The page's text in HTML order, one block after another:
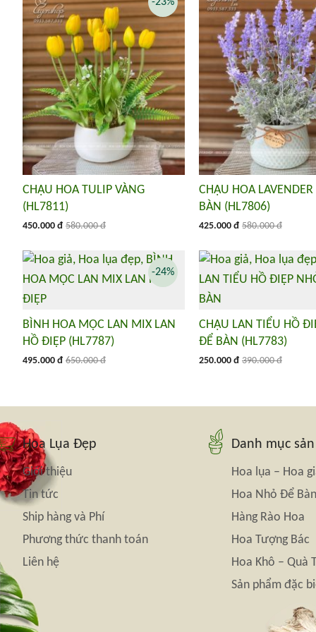
CHẬU HOA TULIP VÀNG
(HL7811)
450.000 đ 580.000 đ
CHẬU HOA
BÀN (HL7806)
425.000 đ 580.000 đ
BÌNH HOA MỘC LAN MIX LAN
HỒ ĐIỆP (HL7787)
495.000 đ 650.000 đ
-24%
CHẬU LAN TIỂU HỒ
ĐỂ BÀN (HL7783)
250.000 đ 390.000 đ
Hoa Lụa Đẹp
Giới thiệu
Tin tức
Ship hàng và Phí
Phương thức thanh toán
Liên hệ
Danh mục
Hoa lụa – Hoa
Hoa Nhỏ Để Bàn
Hàng Rào Hoa
Hoa Tượng Bác
Hoa Khô – Quà
Sản phẩm đặc